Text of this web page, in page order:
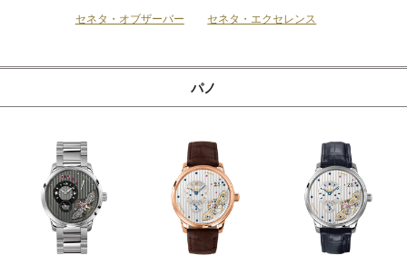
セネタ・オブザーバー セネタ・エクセレンス
パノ